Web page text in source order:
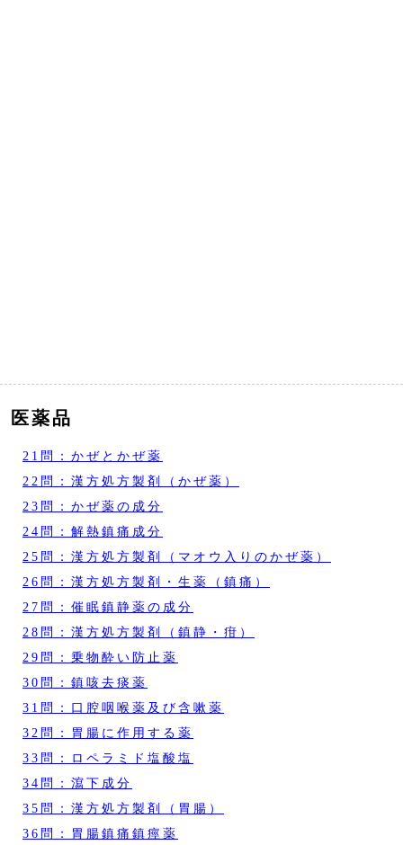
医薬品
21問：かぜとかぜ薬
22問：漢方処方製剤（かぜ薬）
23問：かぜ薬の成分
24問：解熱鎮痛成分
25問：漢方処方製剤（マオウ入りのかぜ薬）
26問：漢方処方製剤・生薬（鎮痛）
27問：催眠鎮静薬の成分
28問：漢方処方製剤（鎮静・疳）
29問：乗物酔い防止薬
30問：鎮咳去痰薬
31問：口腔咽喉薬及び含嗽薬
32問：胃腸に作用する薬
33問：ロペラミド塩酸塩
34問：瀉下成分
35問：漢方処方製剤（胃腸）
36問：胃腸鎮痛鎮痙薬